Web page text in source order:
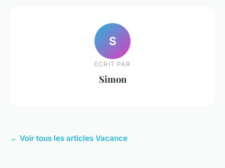
S
ECRIT PAR
Simon
← Voir tous les articles Vacance